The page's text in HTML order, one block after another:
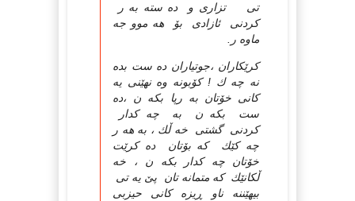
تی تزاری و ده سته به ر
كردنی ئازادی بۆ هه موو جه
ماوه ر.
كرێكاران ،جوتیاران ده ست بده
نه چه ك ! كۆبونه وه نهێنی یه
كانی خۆتان به رپا بكه ن ،ده
ست بكه ن به چه كدار
كردنی گشتی خه ڵك ، به هه ر
چه كێك كه بۆتان ده كرێت
خۆتان چه كدار بكه ن ، خه
ڵكانێك كه متمانه تان پێ یه تی
بیهێننه ناو ڕیزه كانی حیزبی